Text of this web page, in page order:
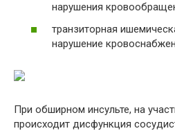
нарушения
транзиторная
нарушение
При обширном инсульте, на
происходит дисфункция